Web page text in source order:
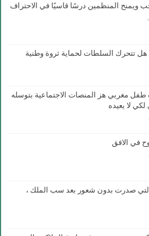
ويمنح المنظمين درسًا قاسيًا في الاحتراف
هل تتحرك السلطات لحماية ثروة وطنية
مغربي هز المنصات الاجتماعية بتوسله
لا يعيده
في الافق
صدرت بدون شعور بعد سب الملك ،